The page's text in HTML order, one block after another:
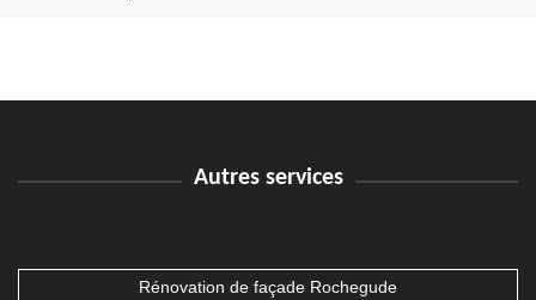
Autres services
Rénovation de façade Rochegude